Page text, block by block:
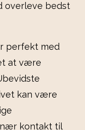
overleve bedst
perfekt med
at være
kan være
kontakt til